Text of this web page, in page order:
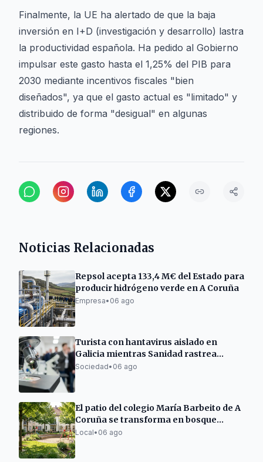
Finalmente, la UE ha alertado de que la baja
inversión en I+D (investigación y desarrollo) lastra
la productividad española. Ha pedido al Gobierno
impulsar este gasto hasta el 1,25% del PIB para
2030 mediante incentivos fiscales "bien
diseñados", ya que el gasto actual es "limitado" y
distribuido de forma "desigual" en algunas
regiones.
Noticias Relacionadas
Repsol acepta 133,4 M€ del Estado para
producir hidrógeno verde en A Coruña
Empresa• 06 ago
Turista con hantavirus aislado en
Galicia mientras Sanidad rastrea
contactos
Sociedad• 06 ago
El patio del colegio María Barbeito de A
Coruña se transforma en bosque
natural
Local• 06 ago